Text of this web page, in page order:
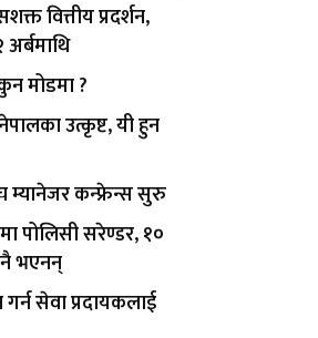
वित्तीय प्रदर्शन,
मोडमा ?
उत्कृष्ट, यी हुन
म्यानेजर कन्फ्रेन्स सुरु
पोलिसी सरेण्डर, १०
भएनन्
सेवा प्रदायकलाई